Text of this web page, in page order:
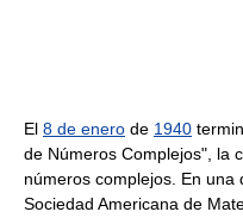
El 8 de enero de 1940
de Números Complejos", la
números complejos. En
Sociedad Americana de